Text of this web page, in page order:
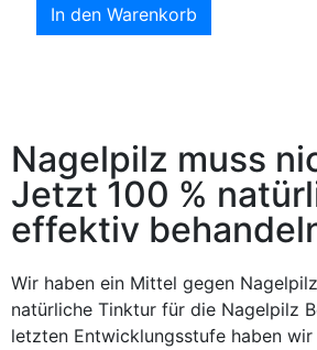
In den Warenkorb
Nagelpilz muss
Jetzt 100 %
effektiv
Wir haben ein Mittel gegen
natürliche Tinktur für die Nagelpilz
letzten Entwicklungsstufe haben wir